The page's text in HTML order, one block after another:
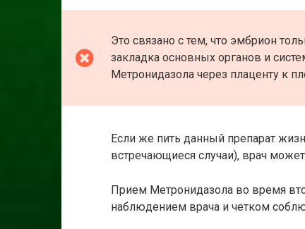
Это связано с тем, что эмбрион
закладка основных органов и
Метронидазола через плаценту к
Если же пить данный препарат
встречающиеся случаи), врач
Прием Метронидазола во время
наблюдением врача и четком